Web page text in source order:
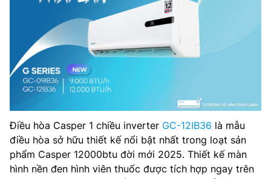
Điều hòa Casper 1 chiều inverter GC-12IB36 là mẫu
điều hòa sở hữu thiết kế nổi bật nhất trong loạt sản
phẩm Casper 12000btu đời mới 2025. Thiết kế màn
hình nền đen hình viên thuốc được tích hợp ngay trên